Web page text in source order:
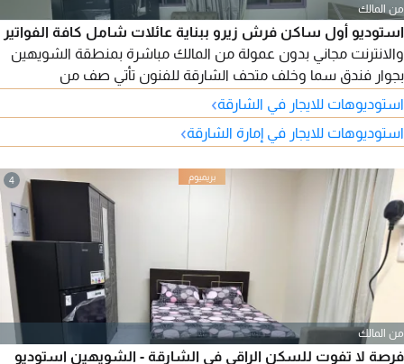
من المالك
استوديو أول ساكن فرش زيرو ببناية عائلات شامل كافة الفواتير
والانترنت مجاني بدون عمولة من المالك مباشرة بمنطقة الشويهين
بجوار فندق سما وخلف متحف الشارقة للفنون تأتي صف من
الكورنيش استوديو كبير ومميز
استوديوهات للايجار في الشارقة›
استوديوهات للايجار في إمارة الشارقة›
4
من المالك
فرصة لا تفوت للسكن الراقي في الشارقة - الشويهين استوديو